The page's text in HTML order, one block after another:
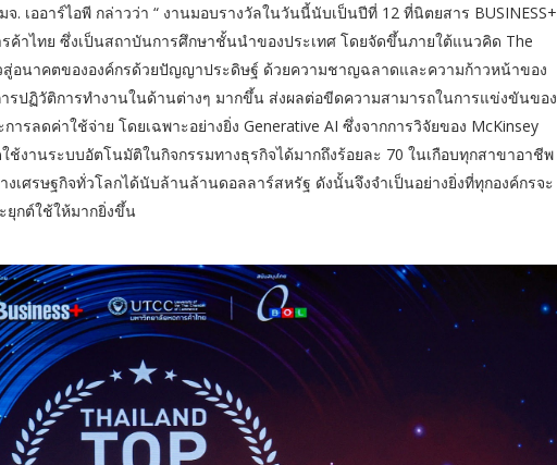
. เออาร์ไอพี กล่าวว่า “ งานมอบรางวัลในวันนี้นับเป็นปีที่ 12 ที่นิตยสาร BUSINESS+
ค้าไทย ซึ่งเป็นสถาบันการศึกษาชั้นนำของประเทศ โดยจัดขึ้นภายใต้แนวคิด The
สู่อนาคตขององค์กรด้วยปัญญาประดิษฐ์ ด้วยความชาญฉลาดและความก้าวหน้าของ
รปฏิวัติการทำงานในด้านต่างๆ มากขึ้น ส่งผลต่อขีดความสามารถในการแข่งขันของ
รลดค่าใช้จ่าย โดยเฉพาะอย่างยิ่ง Generative AI ซึ่งจากการวิจัยของ McKinsey
ช้งานระบบอัตโนมัติในกิจกรรมทางธุรกิจได้มากถึงร้อยละ 70 ในเกือบทุกสาขาอาชีพ
เศรษฐกิจทั่วโลกได้นับล้านล้านดอลลาร์สหรัฐ ดังนั้นจึงจำเป็นอย่างยิ่งที่ทุกองค์กรจะ
ยุกต์ใช้ให้มากยิ่งขึ้น